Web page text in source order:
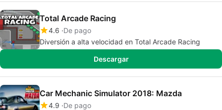
Total Arcade Racing
4.6 De pago
Diversión a alta velocidad en Total Arcade Racing
Descargar
Car Mechanic Simulator 2018: Mazda
4.9 De pago